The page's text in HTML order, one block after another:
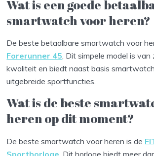
Wat is een goede
smartwatch voor heren?
De beste betaalbare smartwatch voor
Forerunner 45. Dit simpele model is van
kwaliteit en biedt naast basis
uitgebreide sportfuncties.
Wat is de beste
heren op dit moment?
De beste smartwatch voor heren is de